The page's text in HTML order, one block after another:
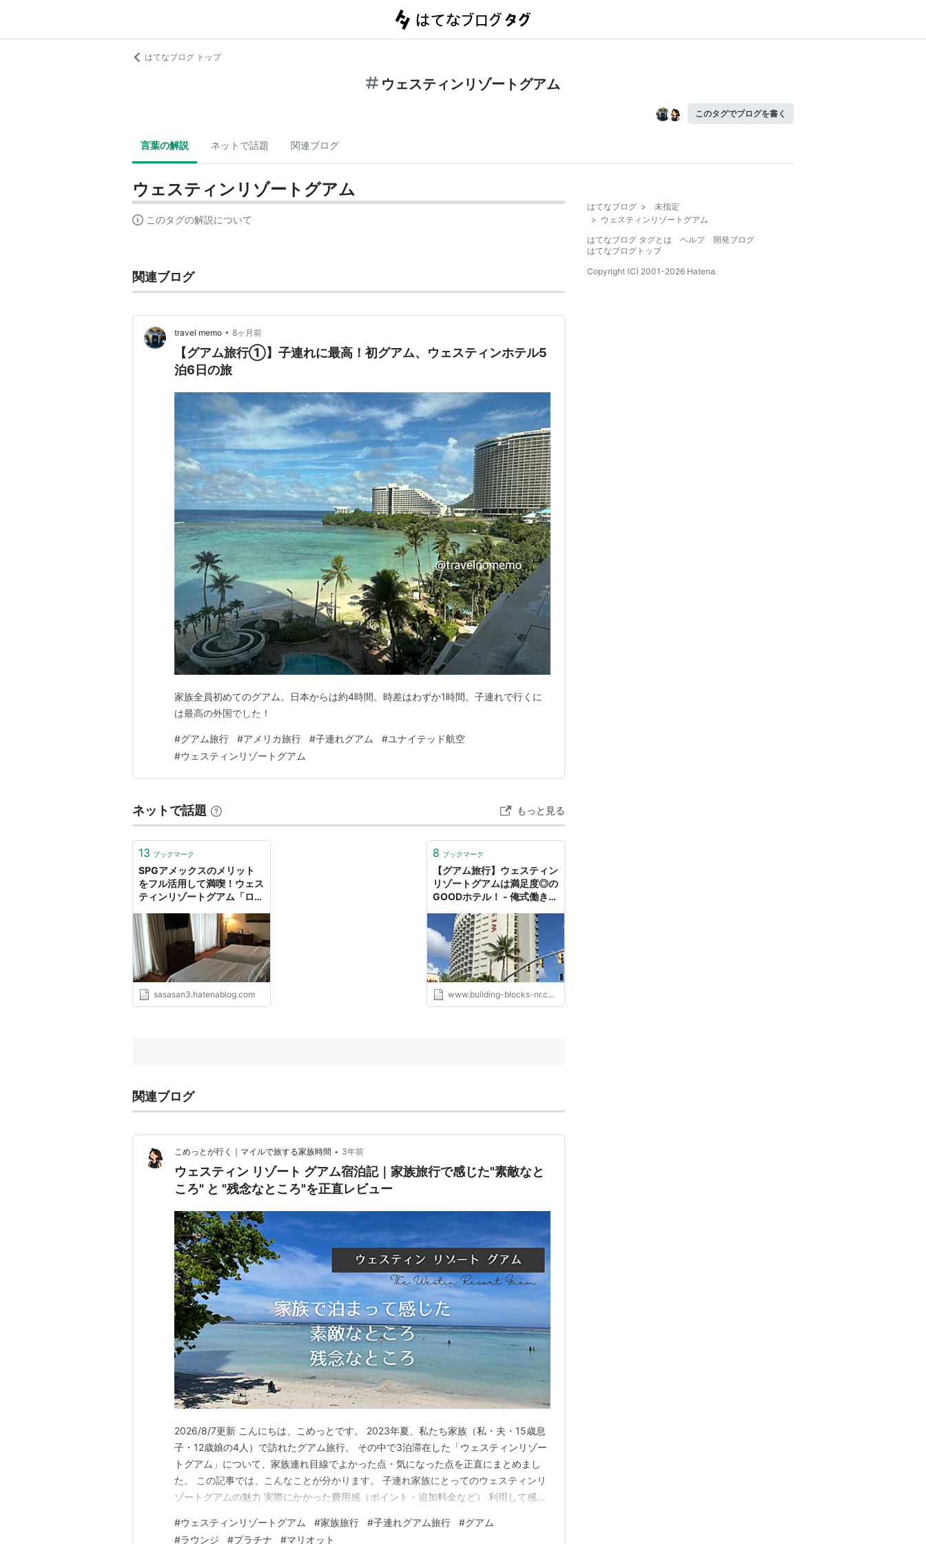
はてなブログ トップ
ウェスティンリゾートグアム
このタグでブログを書く
言葉の解説 ネットで話題 関連ブログ
ウェスティンリゾートグアム
このタグの解説について
関連ブログ
travel memo • 8ヶ月前
【グアム旅行①】子連れに最高！初グアム、ウェスティンホテル5
泊6日の旅
家族全員初めてのグアム。日本からは約4時間。時差はわずか1時間。子連れで行くに
は最高の外国でした！
#グアム旅行 #アメリカ旅行 #子連れグアム #ユナイテッド航空
#ウェスティンリゾートグアム
ネットで話題 もっと見る
13 ブックマーク
SPGアメックスのメリット
をフル活用して満喫！ウェス
ティンリゾートグアム「ロイ
ティブスイート」宿泊記 - 平
均年収陸マイラーの毎年家族
で海外旅行
sasasan3.hatenablog.com
8 ブックマーク
【グアム旅行】ウェスティン
リゾートグアムは満足度◎の
GOODホテル！ - 俺式働き方
www.building-blocks-nr.com
関連ブログ
こめっとが行く｜マイルで旅する家族時間 • 3年前
ウェスティン リゾート グアム宿泊記｜家族旅行で感じた"素敵なと
ころ" と "残念なところ"を正直レビュー
2026/8/7更新 こんにちは、こめっとです。 2023年夏、私たち家族（私・夫・15歳息
子・12歳娘の4人）で訪れたグアム旅行。 その中で3泊滞在した「ウェスティンリゾー
トグアム」について、家族連れ目線でよかった点・気になった点を正直にまとめまし
た。 この記事では、こんなことが分かります。 子連れ家族にとってのウェスティンリ
ゾートグアムの魅力 実際にかかった費用感（ポイント・追加料金など） 利用して感じ
情報とラウンジ情報は2026年8月に公式サイトで確認・追記しています。 ウェスティ
#ウェスティンリゾートグアム #家族旅行 #子連れグアム旅行 #グアム
#ラウンジ #プラチナ #マリオット
はてなブログ >
未指定
> ウェスティンリゾートグアム
はてなブログ タグとは
ヘルプ
開発ブログ
はてなブログトップ
Copyright (C) 2001-2026 Hatena.